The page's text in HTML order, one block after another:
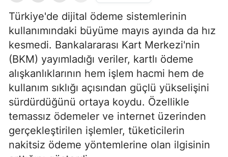
Türkiye'de dijital ödeme sistemlerinin
kullanımındaki büyüme mayıs ayında da hız
kesmedi. Bankalararası Kart Merkezi'nin
(BKM) yayımladığı veriler, kartlı ödeme
alışkanlıklarının hem işlem hacmi hem de
kullanım sıklığı açısından güçlü yükselişini
sürdürdüğünü ortaya koydu. Özellikle
temassız ödemeler ve internet üzerinden
gerçekleştirilen işlemler, tüketicilerin
nakitsiz ödeme yöntemlerine olan ilgisinin